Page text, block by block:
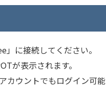
に接続してください。
が表示されます。
ウントでもログイン可能